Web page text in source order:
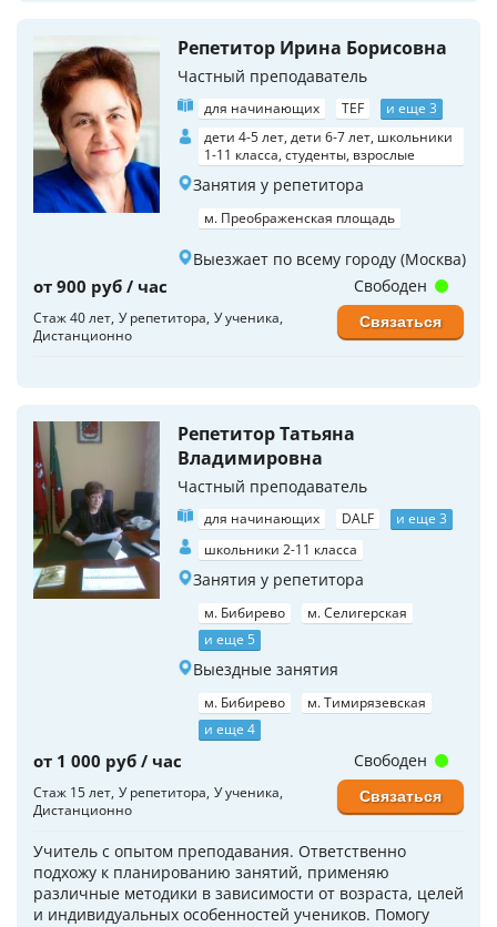
Репетитор Ирина Борисовна
Частный преподаватель
для начинающих TEF
и еще 3
дети 4-5 лет, дети 6-7 лет, школьники
1-11 класса, студенты, взрослые
Занятия у репетитора
м. Преображенская площадь
Выезжает по всему городу (Москва)
от 900 руб / час
Стаж 40 лет У репетитора У ученика
Дистанционно
Свободен
Связаться
Репетитор Татьяна
Владимировна
Частный преподаватель
для начинающих DALF
и еще 3
школьники 2-11 класса
Занятия у репетитора
м. Бибирево
м. Селигерская
и еще 5
Выездные занятия
м. Бибирево
м. Тимирязевская
и еще 4
от 1 000 руб / час
Стаж 15 лет У репетитора У ученика
Дистанционно
Учитель с опытом преподавания. Ответственно
подхожу к планированию занятий, применяю
различные методики в зависимости от возраста, целей
и индивидуальных особенностей учеников. Помогу
Свободен
Связаться